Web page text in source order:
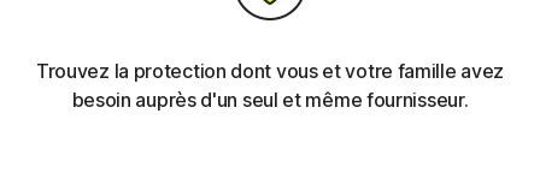
Trouvez la protection dont vous et votre famille avez
besoin auprès d'un seul et même fournisseur.